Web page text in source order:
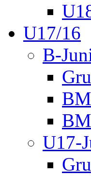
U17/16
B-
U17-